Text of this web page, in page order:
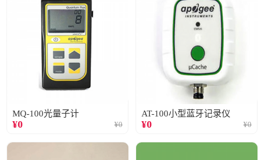
MQ-100光量子计
¥0 ¥0
AT-100小型蓝牙记录仪
¥0 ¥0